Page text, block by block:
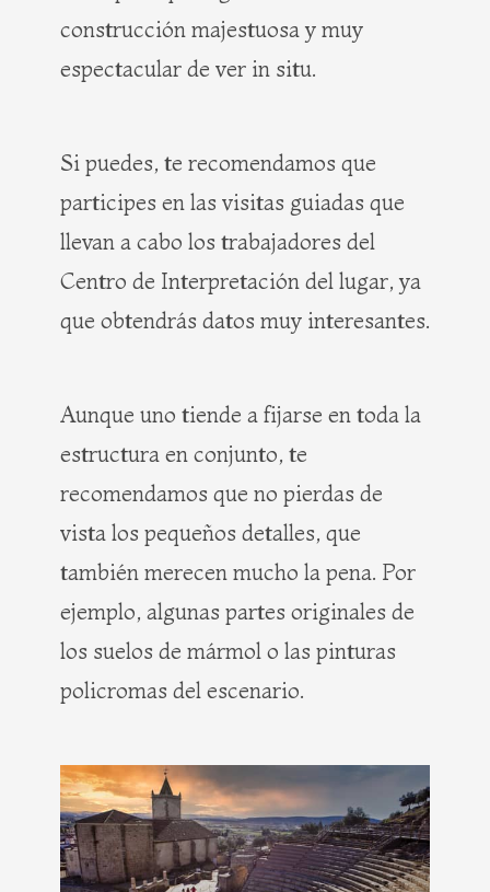
construcción majestuosa y muy
espectacular de ver in situ.
Si puedes, te recomendamos que
participes en las visitas guiadas que
llevan a cabo los trabajadores del
Centro de Interpretación del lugar, ya
que obtendrás datos muy interesantes.
Aunque uno tiende a fijarse en toda la
estructura en conjunto, te
recomendamos que no pierdas de
vista los pequeños detalles, que
también merecen mucho la pena. Por
ejemplo, algunas partes originales de
los suelos de mármol o las pinturas
policromas del escenario.